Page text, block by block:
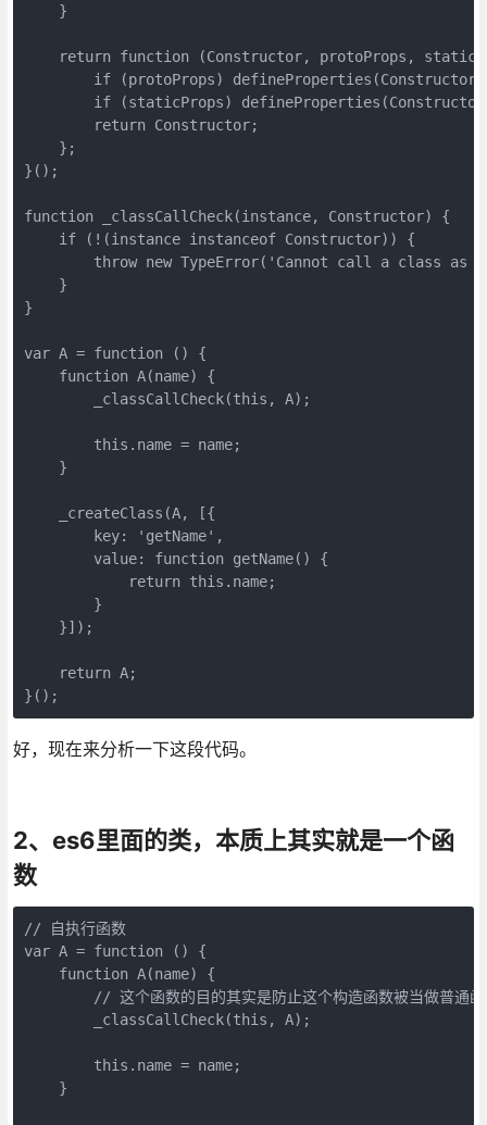
    }
return function (Constructor, protoProps,
if (protoProps)
if (staticProps)
        return Constructor;
    };
}();
function _classCallCheck(instance, Constructor) {
    if (!(instance instanceof Constructor)) {
throw new TypeError('Cannot call a class as
    }
}
var A = function () {
    function A(name) {
        _classCallCheck(this, A);
        this.name = name;
    }
    _createClass(A, [{
        key: 'getName',
        value: function getName() {
            return this.name;
        }
    }]);
    return A;
}();
好，现在来分析一下这段代码。
2、es6里面的类，本质上其实就是一个函
数
// 自执行函数
var A = function () {
    function A(name) {
// 这个函数的目的其实是防止这个构造函数被当做普通函
        _classCallCheck(this, A);
        this.name = name;
    }